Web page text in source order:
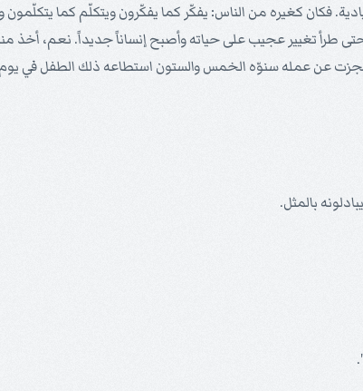
فكان كغيره من الناس: يفكّر كما يفكّرون ويتكلّم كما
طرأ تغيير عجيب على حياته وأصبح إنساناً جديداً. نعم، أخذ
عن عمله سنوّه الخمس والستون استطاعه ذلك الطفل في
بالمثل.